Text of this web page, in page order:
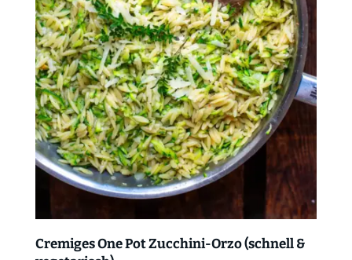
Cremiges One Pot Zucchini-Orzo (schnell &